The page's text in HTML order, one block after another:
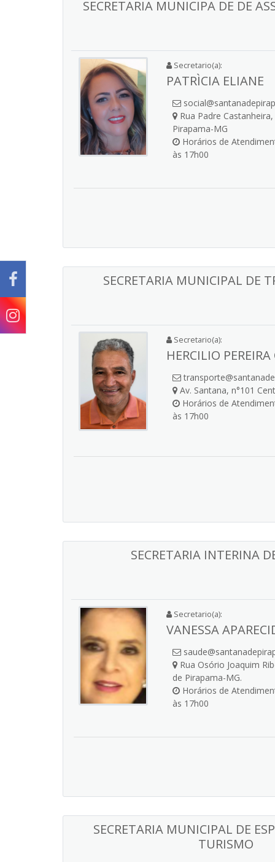
SECRETARIA MUNICIPA DE DE
Secretario(a):
PATRÌCIA ELIANE
Rua Padre
Pirapama-MG
Horários de
às 17h00
SECRETARIA MUNICIPAL DE
Secretario(a):
HERCILIO
Av. Santana, n°101
Horários de
às 17h00
SECRETARIA INTERINA
Secretario(a):
VANESSA
Rua Osório Joaquim
de Pirapama-MG.
Horários de
às 17h00
SECRETARIA MUNICIPAL DE
TURISMO